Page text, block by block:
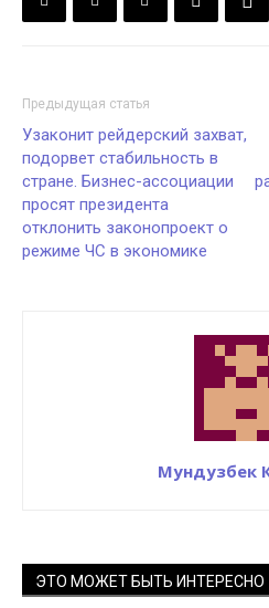
Предыдущая статья
Узаконит рейдерский захват,
подорвет стабильность в
стране. Бизнес-ассоциации
просят президента
отклонить законопроект о
режиме ЧС в экономике
Мундузбек
ЭТО МОЖЕТ БЫТЬ ИНТЕРЕСНО